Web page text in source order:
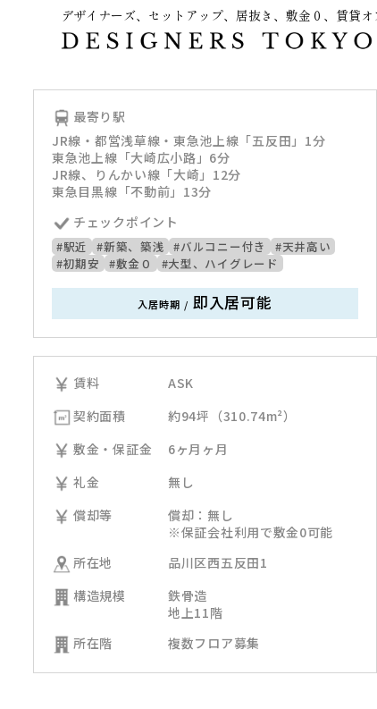
デザイナーズ、セットアップ、居抜き、敷金０、賃貸
最寄り駅
JR線・都営浅草線・東急池上線「五反田」1分
東急池上線「大崎広小路」6分
JR線、りんかい線「大崎」12分
東急目黒線「不動前」13分
チェックポイント
#駅近 #新築、築浅 #バルコニー付き
#天井高い
#初期安
#敷金０ #大型、ハイグレード
入居時期 / 即入居可能
賃料
ASK
契約面積
約94坪（310.74m²）
敷金・保証金
6ヶ月ヶ月
礼金
無し
償却等
償却：無し
※保証会社利用で敷金0可能
所在地
品川区西五反田1
構造規模
鉄骨造
地上11階
所在階
複数フロア募集